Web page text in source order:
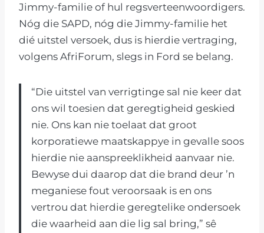
Jimmy-familie of hul regsverteenwoordigers.
Nóg die SAPD, nóg die Jimmy-familie het
dié uitstel versoek, dus is hierdie vertraging,
volgens AfriForum, slegs in Ford se belang.
“Die uitstel van verrigtinge sal nie keer dat
ons wil toesien dat geregtigheid geskied
nie. Ons kan nie toelaat dat groot
korporatiewe maatskappye in gevalle soos
hierdie nie aanspreeklikheid aanvaar nie.
Bewyse dui daarop dat die brand deur ’n
meganiese fout veroorsaak is en ons
vertrou dat hierdie geregtelike ondersoek
die waarheid aan die lig sal bring,” sê